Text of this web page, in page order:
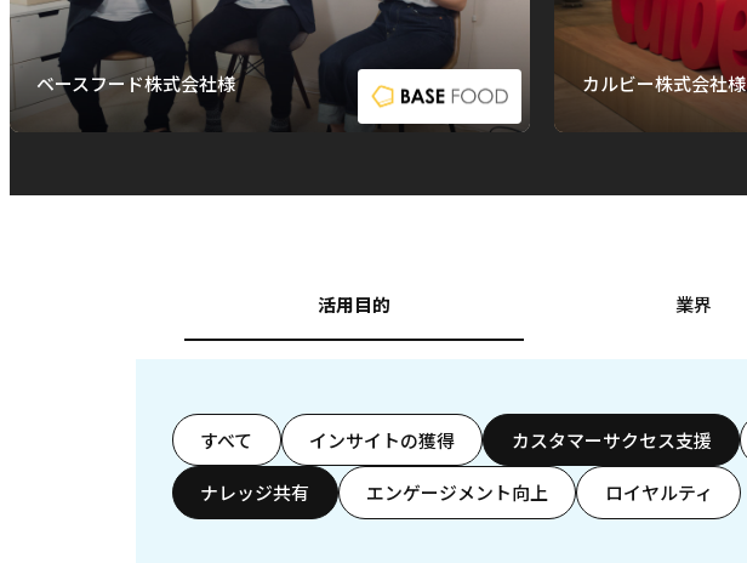
ベースフード株式会社様 カルビー株式会社様
活用目的 業界
すべて インサイトの獲得 カスタマーサクセス支援
ナレッジ共有 エンゲージメント向上 ロイヤルティ